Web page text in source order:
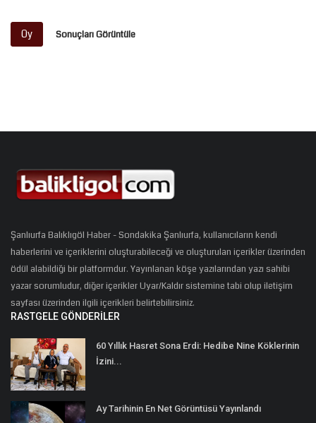
Oy Sonuçları Görüntüle
Şanlıurfa Balıklıgöl Haber - Sondakika Şanlıurfa, kullanıcıların kendi
haberlerini ve içeriklerini oluşturabileceği ve oluşturulan içerikler üzerinden
ödül alabildiği bir platformdur. Yayınlanan köşe yazılarından yazı sahibi
yazar sorumludur, diğer içerikler Uyar/Kaldır sistemine tabi olup iletişim
sayfası üzerinden ilgili içerikleri belirtebilirsiniz.
RASTGELE GÖNDERILER
60 Yıllık Hasret Sona Erdi: Hedibe Nine Köklerinin
İzini...
Ay Tarihinin En Net Görüntüsü Yayınlandı